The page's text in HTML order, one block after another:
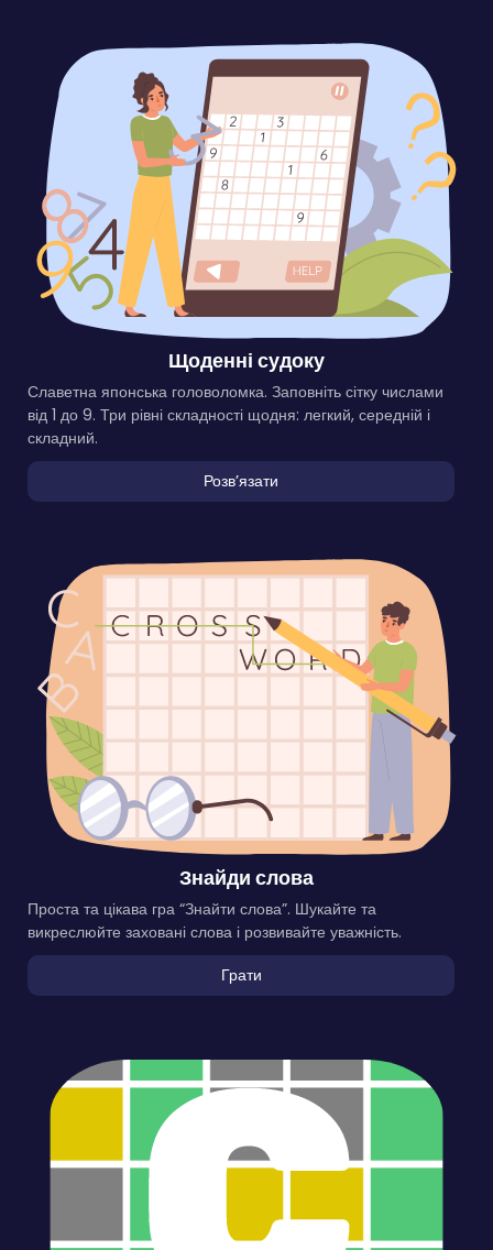
Щоденні судоку
Славетна японська головоломка. Заповніть сітку числами
від 1 до 9. Три рівні складності щодня: легкий, середній і
складний.
Розвʼязати
Знайди слова
Проста та цікава гра “Знайти слова”. Шукайте та
викреслюйте заховані слова і розвивайте уважність.
Грати